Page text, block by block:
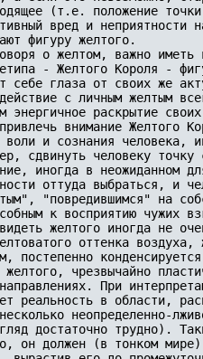
раться, и человек, глазами социума, становится слегка
"чокнутым", "повредившимся" на собственных идеях, а по существу - догматиком,
не способным к восприятию чужих взглядов и мыслей.
     Увидеть желтого иногда не очень просто - он может предстать, например, в
виде желтоватого оттенка воздуха, желтого облачка или тумана, который,
впрочем, постепенно конденсируется в гибкую, похожую на мультипликационную
фигуру желтого, чрезвычайно пластичную и способную быстро вытягиваться в
любых направлениях. При интерпретации очень важен рост желтого, поскольку он
искажает реальность в области, расположенной ниже его глаз (которые обычно
имеют несколько неопределенно-лживое выражение, но уловить его, а тем более
его взгляд достаточно трудно). Таким образом, если человек хочет обмануть
другого, он должен (в тонком мире) стать выше его, а желтого выпустить
вперед, вырастив его до промежуточного роста, т.е. ниже себя, но выше жертвы
своего обмана. Однако при регулярной (особенно корыстной) эксплуатации у
желтого усиливается прямой канал к Желтому Королю (именно по величине этого
канала и следует оценивать силу желтого, т.к. его размеры непостоянны), в
результате чего желтый обретает большую свободу и возможность вырасти
существенно больше своего хозяина, искажая тем самым его видение мира, а
также выставляя его перед миром в неконтролируемых и невидимых для хозяина
искажениях.
     Если человек, выражаясь обыденным языком, окончательно изолгался,
происходит качественный скачок в ситуации: желтый уже постоянно стоит выше
него, так что у человека не остается возможности взглянуть на себя
(относительно) честными глазами. (Кстати говоря, то же относится и к обществу
в целом: если оно не дает возможности критики себя, его Желтый Король
становится выше него, и социум задыхается во лжи). Следующая, крайняя фаза
подчинения желтому выглядит таким образом: желтый полностью поглощает
человека, и тогда последний практически не может считаться хомо сапиенсом,
поскольку способность к критической оценке себя в этом положении отсутствует
полностью; чаще всего это сумасшедшие или фанатики, но иногда такие люди
становятся народными вождями, заливая свои народы ложью